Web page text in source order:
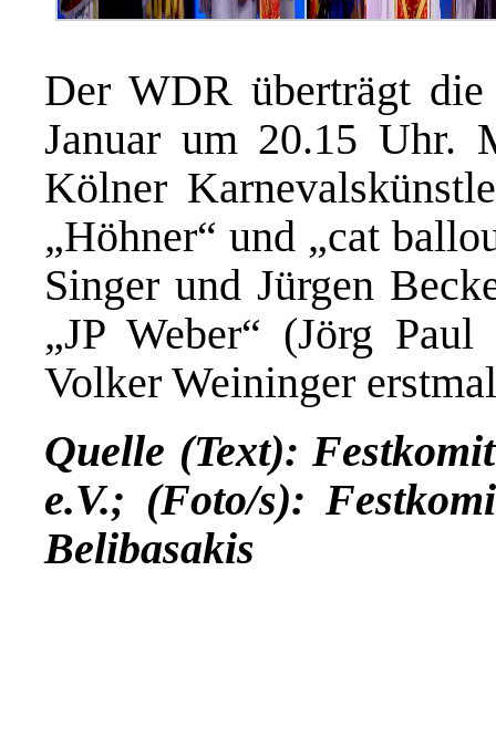
Der WDR überträgt
Januar um 20.15 Uhr.
Kölner
„Höhner“ und „cat
Singer und Jürgen
„JP Weber“ (Jörg
Volker Weininger
Quelle (Text):
e.V.; (Foto/s):
Belibasakis